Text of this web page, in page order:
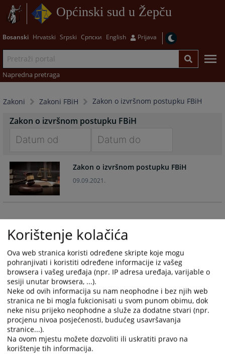
Općinski sud u Žepču
Bosanski Hrvatski Srpski Српски English Prijava
Napredna pretraga
Zakoni Zakoni FBiH Zakon o izvršnom postupku FBiH
Zakon o izvršnom postupku FBiH
forward
to
interact
with
calendar
and
a
date.
Press
the
question
mark
key
to
get
forward
to
with
calendar
and
a
date.
Press
the
question
mark
key
to
get
Zakon o izvršnom postupku FBiH
09.09.2021.
Korištenje kolačića
Ova web stranica koristi određene skripte koje mogu
pohranjivati i koristiti određene informacije iz vašeg
browsera i vašeg uređaja (npr. IP adresa uređaja, varijable o
sesiji unutar browsera, ...).
Neke od ovih informacija su nam neophodne i bez njih web
stranica ne bi mogla fukcionisati u svom punom obimu, dok
neke nisu prijeko neophodne a služe za dodatne stvari (npr.
procjenu nivoa posjećenosti, budućeg usavršavanja
stranice...).
Na ovom mjestu možete dozvoliti ili uskratiti pravo na
korištenje tih informacija.